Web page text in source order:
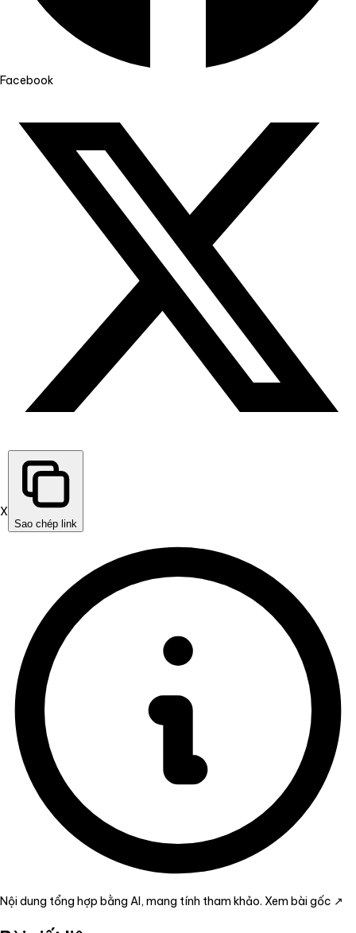
Facebook
X
Sao chép link
Nội dung tổng hợp bằng AI, mang tính tham khảo. Xem bài gốc ↗